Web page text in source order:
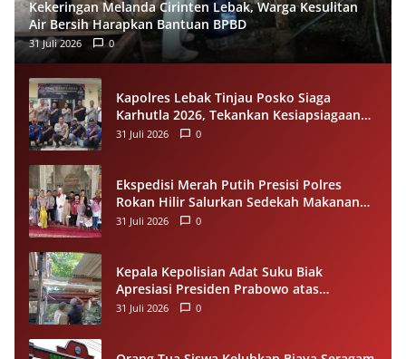
Kekeringan Melanda Cirinten Lebak, Warga Kesulitan
Air Bersih Harapkan Bantuan BPBD
31 Juli 2026 0
Kapolres Lebak Tinjau Posko Siaga
Karhutla 2026, Tekankan Kesiapsiagaan
dan Pencegahan Kebakaran Hutan
31 Juli 2026 0
Ekspedisi Merah Putih Presisi Polres
Rokan Hilir Salurkan Sedekah Makanan
untuk Anak Yatim di Panipahan
31 Juli 2026 0
Kepala Kepolisian Adat Suku Biak
Apresiasi Presiden Prabowo atas
Renovasi Rumah Singgah Pasar Boswesen
31 Juli 2026 0